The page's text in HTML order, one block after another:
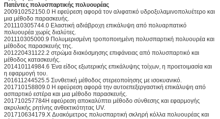
Πατέντες πολυσπαρτικής πολυουρέας
200910252150.0 Η εφεύρεση αφορά τον αλιφατικό υδροξυλαμινοπολυέτερο και
μια μέθοδο παρασκευής.
201110305744.0 Ελαστική αδιάβροχη επικάλυψη από πολυαρπατικό
πολυουρέα χωρίς διαλύτες.
201110305000.9 Πολυμερισμένη τροποποιημένη πολυσπαρτική πολυουρέα και
μέθοδος παρασκευής της.
201220431122.2 στρώμα διακόσμησης επιφάνειας από πολυσπαρτικό και
μέθοδος κατασκευής.
201410114984.6 Ένα είδος εξωτερικής επικάλυψης τοίχων, η προετοιμασία και
η εφαρμογή του.
201611244525.5 Συνθετική μέθοδος στερεοποίησης με ισοκυανικό.
201710158809.0 Η εφεύρεση αφορά την αυτοεπεξεργαστική επικάλυψη από
ασπαρτικό εστέρα και μια μέθοδο παρασκευής.
201710257784Η εφεύρεση αποκαλύπτει μέθοδο σύνθεσης και εφαρμογής
ακρυλικής ρητίνης ανθεκτικότητας UV.
201710634179.X Δυακόμετρος πολυσπαρτική σκληρή κόλλα πολυουρέας και